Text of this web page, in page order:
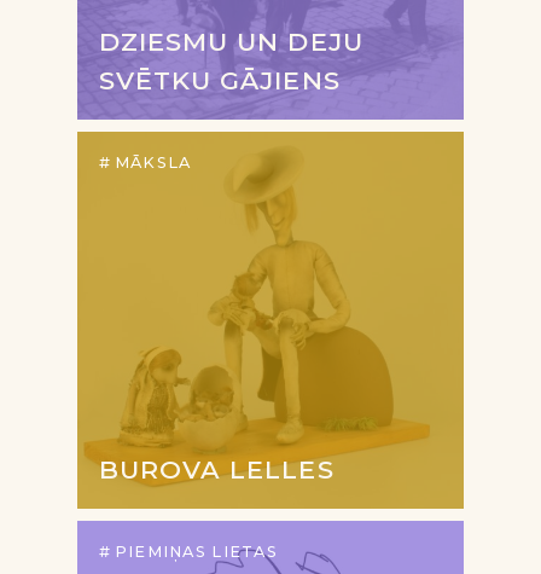
DZIESMU UN DEJU
SVĒTKU GĀJIENS
MĀKSLA
BUROVA LELLES
PIEMIŅAS LIETAS